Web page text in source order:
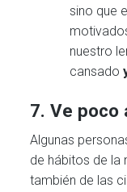
sino que
nuestro
cansado
7. Ve poco
Algunas
de hábitos de la
también de las